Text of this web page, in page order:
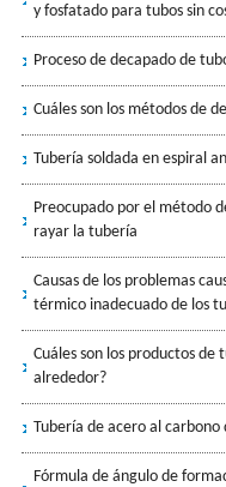
y fosfatado para tubos sin
Proceso de decapado de
Cuáles son los métodos de
Tubería soldada en espiral
Preocupado por el método
rayar la tubería
Causas de los problemas
térmico inadecuado de los
Cuáles son los productos de
alrededor?
Tubería de acero al
Fórmula de ángulo de